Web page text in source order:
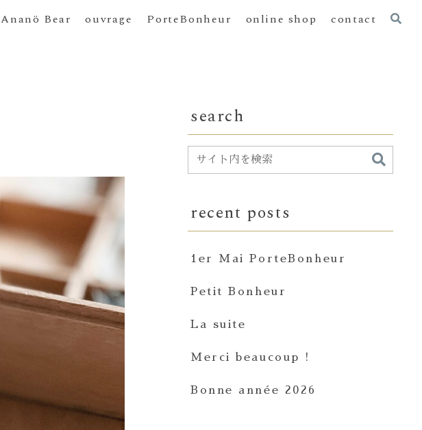
Ananö Bear ouvrage PorteBonheur online shop contact
search
recent posts
1er Mai PorteBonheur
Petit Bonheur
La suite
Merci beaucoup !
Bonne année 2026